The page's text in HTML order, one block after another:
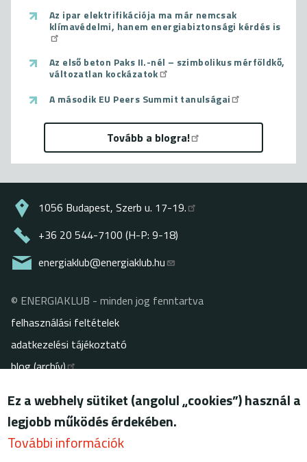
Az ipar elektrifikációja ma már nemcsak
klímavédelmi, hanem energiabiztonsági kérdés is
Az első beton Paks II.-nél – szimbolikus mérföldkő,
változatlan kockázatok
A második EU Peers Summit tanulságai
Tovább a blogra!
1056 Budapest, Szerb u. 17-19.
+36 20 544-7100 (H-P: 9-18)
energiaklub@energiaklub.hu
Lábléc
© ENERGIAKLUB - minden jog fenntartva
felhasználási feltételek
adatkezelési tájékoztató
blog (archív)
Ez a webhely sütiket (angolul „cookies”) használ a
legjobb működés érdekében.
További információk